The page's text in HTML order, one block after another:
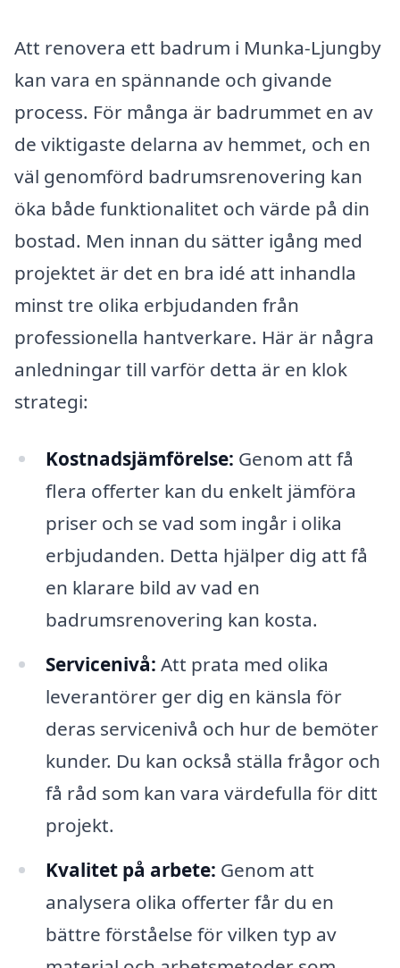
Att renovera ett badrum i Munka-Ljungby
kan vara en spännande och givande
process. För många är badrummet en av
de viktigaste delarna av hemmet, och en
väl genomförd badrumsrenovering kan
öka både funktionalitet och värde på din
bostad. Men innan du sätter igång med
projektet är det en bra idé att inhandla
minst tre olika erbjudanden från
professionella hantverkare. Här är några
anledningar till varför detta är en klok
strategi:
Kostnadsjämförelse: Genom att få
flera offerter kan du enkelt jämföra
priser och se vad som ingår i olika
erbjudanden. Detta hjälper dig att få
en klarare bild av vad en
badrumsrenovering kan kosta.
Servicenivå: Att prata med olika
leverantörer ger dig en känsla för
deras servicenivå och hur de bemöter
kunder. Du kan också ställa frågor och
få råd som kan vara värdefulla för ditt
projekt.
Kvalitet på arbete: Genom att
analysera olika offerter får du en
bättre förståelse för vilken typ av